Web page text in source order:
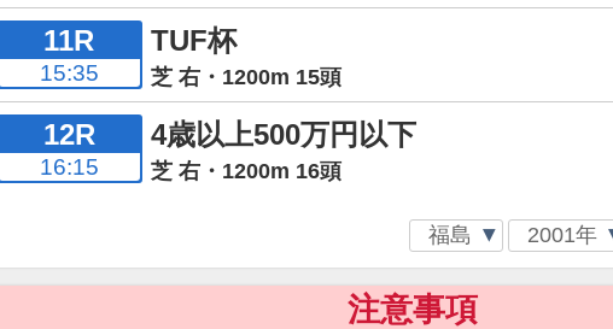
11R
15:35
TUF杯
芝 右・1200m 15頭
12R
16:15
4歳以上500万円以下
芝 右・1200m 16頭
注意事項